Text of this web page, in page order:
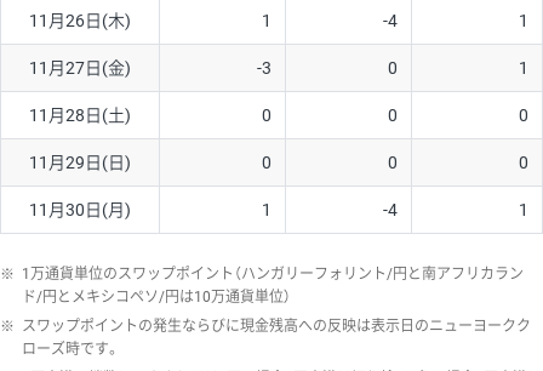
11月26日(木) 1 -4 1
11月27日(金) -3 0 1
11月28日(土) 0 0 0
11月29日(日) 0 0 0
11月30日(月) 1 -4 1
※ 1万通貨単位のスワップポイント（ハンガリーフォリント/円と南アフリカラン
ド/円とメキシコペソ/円は10万通貨単位）
※ スワップポイントの発生ならびに現金残高への反映は表示日のニューヨークク
ローズ時です。